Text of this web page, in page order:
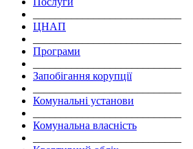
ЦНАП
Програми
Запобігання корупції
Комунальні установи
Комунальна власність